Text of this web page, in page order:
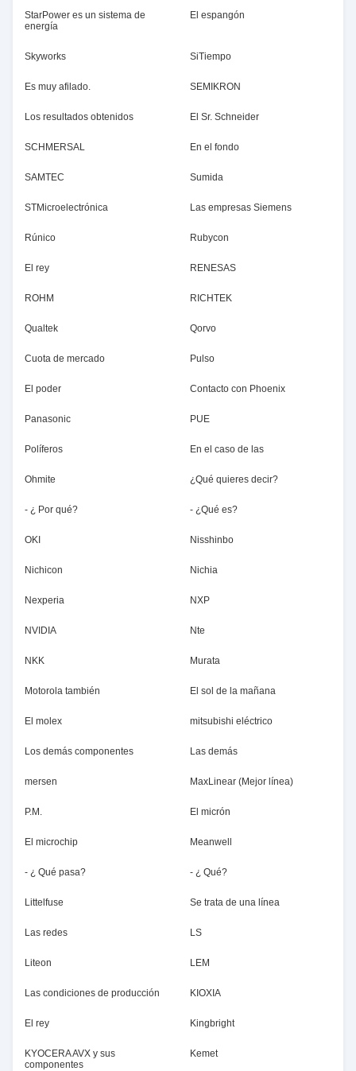
StarPower es un sistema de
energía
El espangón
Skyworks SiTiempo
Es muy afilado. SEMIKRON
Los resultados obtenidos El Sr. Schneider
SCHMERSAL En el fondo
SAMTEC Sumida
STMicroelectrónica Las empresas Siemens
Rúnico Rubycon
El rey RENESAS
ROHM RICHTEK
Qualtek Qorvo
Cuota de mercado Pulso
El poder Contacto con Phoenix
Panasonic PUE
Políferos En el caso de las
Ohmite ¿Qué quieres decir?
- ¿ Por qué? - ¿Qué es?
OKI Nisshinbo
Nichicon Nichia
Nexperia NXP
NVIDIA Nte
NKK Murata
Motorola también El sol de la mañana
El molex mitsubishi eléctrico
Los demás componentes Las demás
mersen MaxLinear (Mejor línea)
P.M. El micrón
El microchip Meanwell
- ¿ Qué pasa? - ¿ Qué?
Littelfuse Se trata de una línea
Las redes LS
Liteon LEM
Las condiciones de producción KIOXIA
El rey Kingbright
KYOCERA AVX y sus
componentes
Kemet